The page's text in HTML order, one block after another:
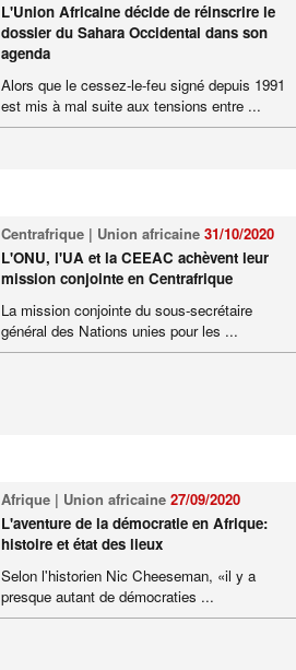
L'Union Africaine décide de réinscrire le
dossier du Sahara Occidental dans son
agenda
Alors que le cessez-le-feu signé depuis 1991
est mis à mal suite aux tensions entre ...
Centrafrique | Union africaine 31/10/2020
L'ONU, l'UA et la CEEAC achèvent leur
mission conjointe en Centrafrique
La mission conjointe du sous-secrétaire
général des Nations unies pour les ...
Afrique | Union africaine 27/09/2020
L'aventure de la démocratie en Afrique:
histoire et état des lieux
Selon l'historien Nic Cheeseman, «il y a
presque autant de démocraties ...